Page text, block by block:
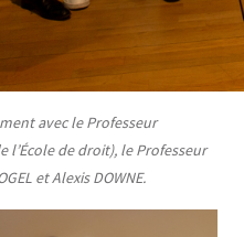
avec le Professeur
l’École de droit), le Professeur
et Alexis DOWNE.